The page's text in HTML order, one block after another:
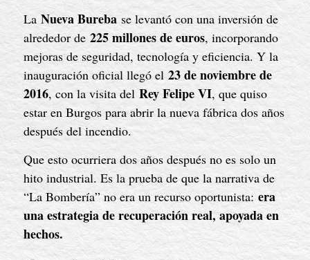
La Nueva Bureba se levantó con una inversión de
alrededor de 225 millones de euros, incorporando
mejoras de seguridad, tecnología y eficiencia. Y la
inauguración oficial llegó el 23 de noviembre de
2016, con la visita del Rey Felipe VI, que quiso
estar en Burgos para abrir la nueva fábrica dos años
después del incendio.
Que esto ocurriera dos años después no es solo un
hito industrial. Es la prueba de que la narrativa de
“La Bombería” no era un recurso oportunista: era
una estrategia de recuperación real, apoyada en
hechos.